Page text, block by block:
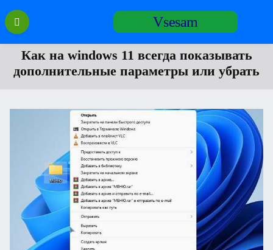
Перейти
содержанию
Vsesam
Как на windows 11 всегда показывать
дополнительные параметры или убрать